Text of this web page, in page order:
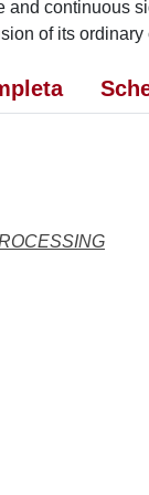
continuous
of its ordinary